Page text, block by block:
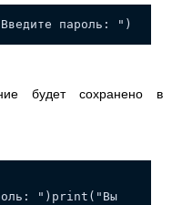
пароль: ")
будет сохранено в
")print("Вы